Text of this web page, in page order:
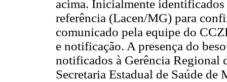
acima. Inicialmente
referência (Lacen/MG) para
comunicado pela equipe do
e notificação. A presença do
notificados à Gerência Regional
Secretaria Estadual de Saúde de